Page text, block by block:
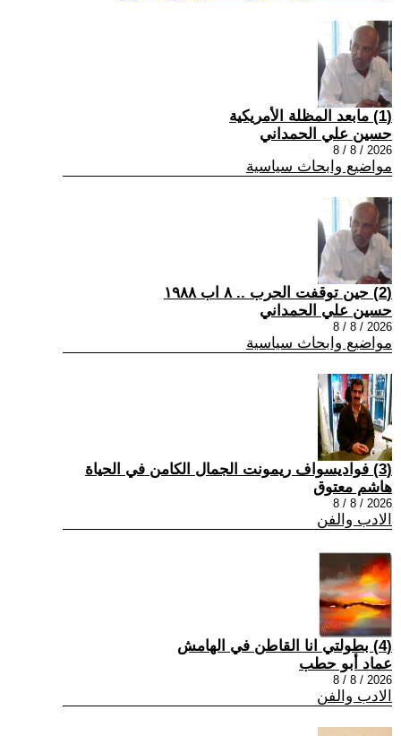
(1) مابعد المظلة الأمريكية
حسين علي الحمداني
2026 / 8 / 8
مواضيع وابحاث سياسية
(2) حين توقفت الحرب .. ٨ اب ١٩٨٨
حسين علي الحمداني
2026 / 8 / 8
مواضيع وابحاث سياسية
(3) فواديسواف ريمونت الجمال الكامن في الحياة
هاشم معتوق
2026 / 8 / 8
الادب والفن
(4) بطولتي انا القاطن في الهامش
عماد أبو حطب
2026 / 8 / 8
الادب والفن